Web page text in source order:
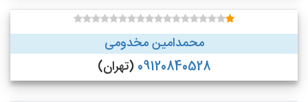
محمدامین مخدومی
09120840528 (تهران)